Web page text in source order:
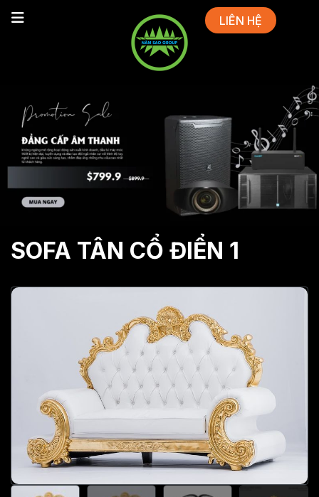
LIÊN HỆ
SOFA TÂN CỔ ĐIỂN 1